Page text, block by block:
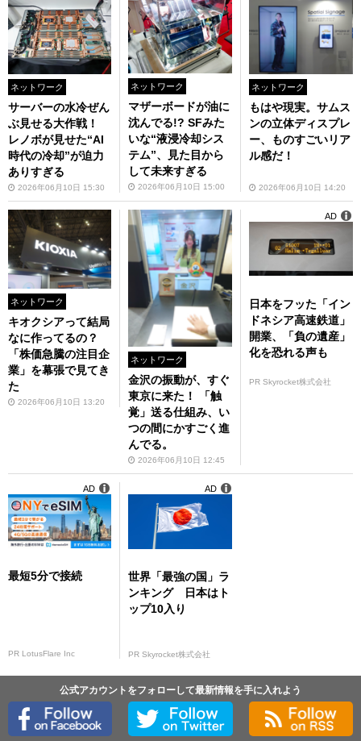
ネットワーク
サーバーの水冷ぜん
ぶ見せる大作戦！
レノボが見せた“AI
時代の冷却”が迫力
ありすぎる
2026年06月10日 15:30
ネットワーク
マザーボードが油に
沈んでる!? SFみた
いな“液浸冷却シス
テム”、見た目から
して未来すぎる
2026年06月10日 15:00
ネットワーク
もはや現実。サムス
ンの立体ディスプレ
ー、ものすごいリア
ル感だ！
2026年06月10日 14:20
ネットワーク
キオクシアって結局
なに作ってるの？
「株価急騰の注目企
業」を幕張で見てき
た
2026年06月10日 13:20
ネットワーク
金沢の振動が、すぐ
東京に来た！ 「触
覚」送る仕組み、い
つの間にかすごく進
んでる。
2026年06月10日 12:45
日本をフッた「イン
ドネシア高速鉄道」
開業、「負の遺産」
化を恐れる声も
PR Skyrocket株式会社
AD
最短5分で接続
PR LotusFlare Inc
AD
世界「最強の国」ラ
ンキング 日本はト
ップ10入り
PR Skyrocket株式会社
AD
公式アカウントをフォローして最新情報を手に入れよう